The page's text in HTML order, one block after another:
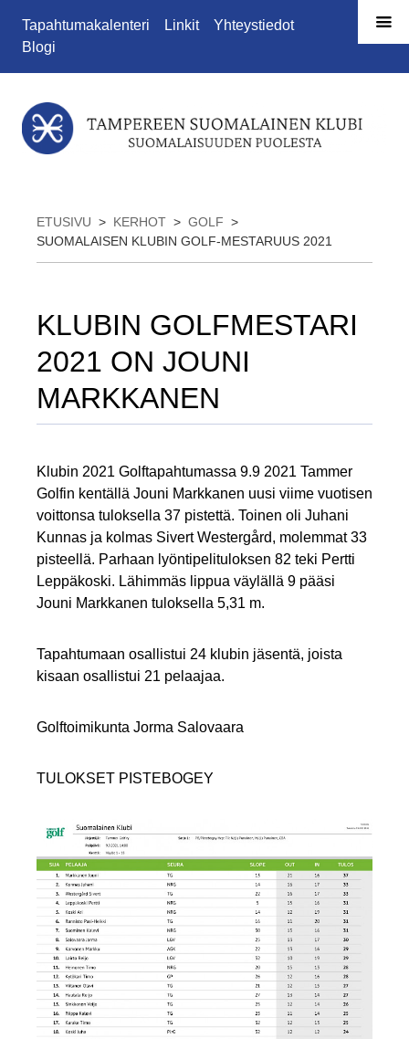
Siirry sivun sisältöön
Tapahtumakalenteri Linkit
Yhteystiedot
Blogi
ETUSIVU > KERHOT > GOLF >
SUOMALAISEN KLUBIN GOLF-MESTARUUS 2021
KLUBIN GOLFMESTARI
2021 ON JOUNI
MARKKANEN
Klubin 2021 Golftapahtumassa 9.9 2021 Tammer
Golfin kentällä Jouni Markkanen uusi viime vuotisen
voittonsa tuloksella 37 pistettä. Toinen oli Juhani
Kunnas ja kolmas Sivert Westergård, molemmat 33
pisteellä. Parhaan lyöntipelituloksen 82 teki Pertti
Leppäkoski. Lähimmäs lippua väylällä 9 pääsi
Jouni Markkanen tuloksella 5,31 m.
Tapahtumaan osallistui 24 klubin jäsentä, joista
kisaan osallistui 21 pelaajaa.
Golftoimikunta Jorma Salovaara
TULOKSET PISTEBOGEY